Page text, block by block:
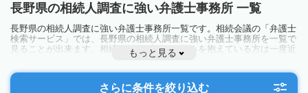
長野県の相続人調査に強い弁護士事務所 一覧
長野県の相続人調査に強い弁護士事務所一覧です。相続会議の「弁護士
検索サービス」では、長野県の相続人調査に強い弁護士事務所を一覧で
見ることが出来ます。相続のトラブルやお悩みを抱えている方は一度近
隣の弁護士に相談してみましょう。
もっと見る
さらに条件を絞り込む